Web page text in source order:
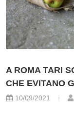
A ROMA TARI
CHE EVITANO
10/09/2021